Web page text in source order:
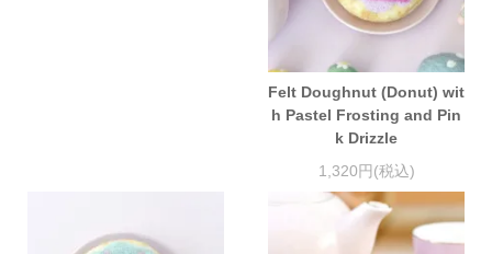
Felt Doughnut (Donut) wit
h Pastel Frosting and Pin
k Drizzle
1,320円(税込)